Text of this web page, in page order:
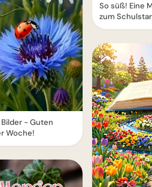
- Guten
Woche!
So süß! Eine
zum